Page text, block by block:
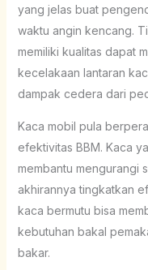
yang jelas buat
waktu angin kencang.
memiliki kualitas dapat
kecelakaan lantaran
dampak cedera dari
Kaca mobil pula
efektivitas BBM. Kaca
membantu mengurangi
akhirannya tingkatkan
kaca bermutu bisa
kebutuhan bakal
bakar.